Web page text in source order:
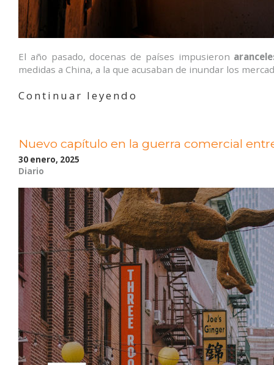
El año pasado, docenas de países impusieron
medidas a China, a la que acusaban de inundar los
Continuar leyendo
acero
Nuevo capítulo en la guerra comercial
30 enero, 2025
Diario